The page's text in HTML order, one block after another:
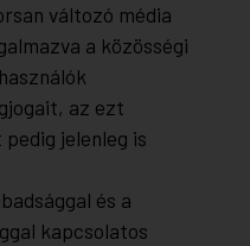
változó média
a közösségi
az ezt
jelenleg is
és a
kapcsolatos